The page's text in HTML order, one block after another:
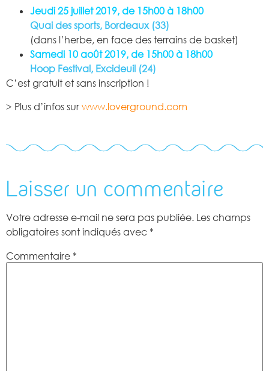
Jeudi 25 juillet 2019, de 15h00 à 18h00
Quai des sports, Bordeaux (33)
(dans l’herbe, en face des terrains de basket)
Samedi 10 août 2019, de 15h00 à 18h00
Hoop Festival, Excideuil (24)
C’est gratuit et sans inscription !
> Plus d’infos sur www.loverground.com
Laisser un commentaire
Votre adresse e-mail ne sera pas publiée. Les champs
obligatoires sont indiqués avec *
Commentaire *